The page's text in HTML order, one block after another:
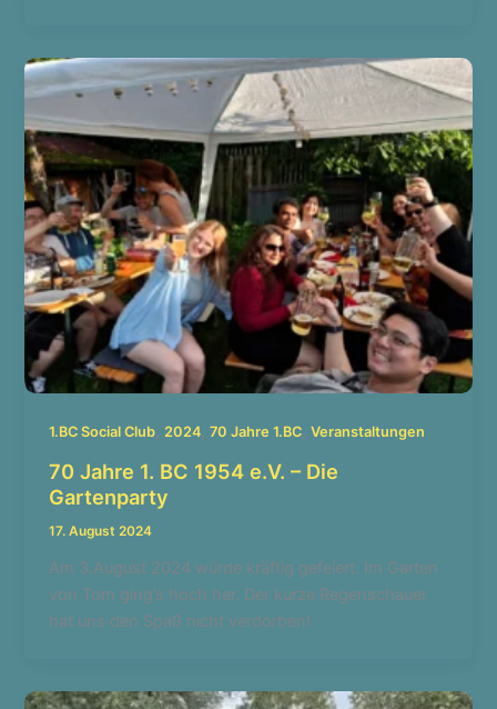
1.BC Social Club,2024,70 Jahre 1.BC,Veranstaltungen
70 Jahre 1. BC 1954 e.V. – Die
Gartenparty
17. August 2024
Am 3.August 2024 würde kräftig gefeiert. Im Garten
von Tom ging’s hoch her. Der kurze Regenschauer
hat uns den Spaß nicht verdorben!